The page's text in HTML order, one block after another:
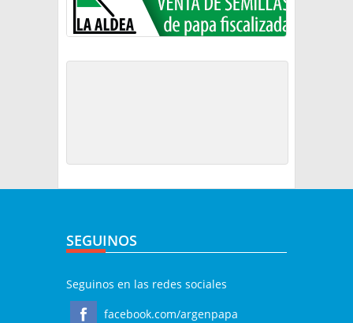
SEGUINOS
Seguinos en las redes sociales
facebook.com/argenpapa